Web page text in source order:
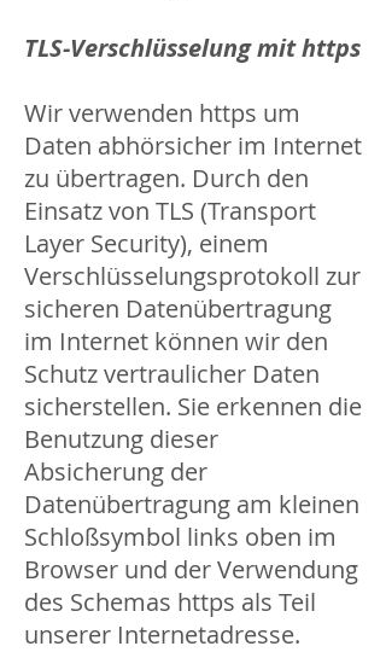
TLS-Verschlüsselung mit https
Wir verwenden https um
Daten abhörsicher im Internet
zu übertragen. Durch den
Einsatz von TLS (Transport
Layer Security), einem
Verschlüsselungsprotokoll zur
sicheren Datenübertragung
im Internet können wir den
Schutz vertraulicher Daten
sicherstellen. Sie erkennen die
Benutzung dieser
Absicherung der
Datenübertragung am kleinen
Schloßsymbol links oben im
Browser und der Verwendung
des Schemas https als Teil
unserer Internetadresse.